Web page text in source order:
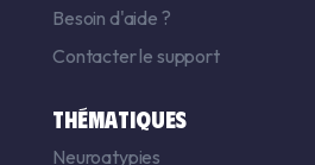
Besoin d'aide ?
Contacter le support
THÉMATIQUES
Neuroatypies